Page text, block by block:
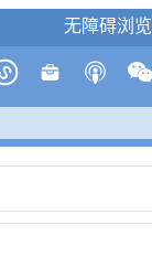
无障碍浏览